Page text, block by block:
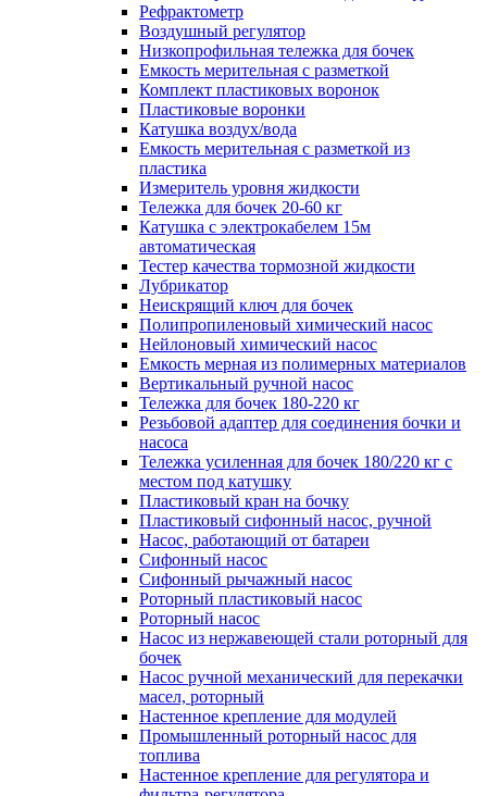
Рефрактометр
Воздушный регулятор
Низкопрофильная тележка для бочек
Емкость мерительная с разметкой
Комплект пластиковых воронок
Пластиковые воронки
Катушка воздух/вода
Емкость мерительная с разметкой из
пластика
Измеритель уровня жидкости
Тележка для бочек 20-60 кг
Катушка с электрокабелем 15м
автоматическая
Тестер качества тормозной жидкости
Лубрикатор
Неискрящий ключ для бочек
Полипропиленовый химический насос
Нейлоновый химический насос
Емкость мерная из полимерных материалов
Вертикальный ручной насос
Тележка для бочек 180-220 кг
Резьбовой адаптер для соединения бочки и
насоса
Тележка усиленная для бочек 180/220 кг с
местом под катушку
Пластиковый кран на бочку
Пластиковый сифонный насос, ручной
Насос, работающий от батареи
Сифонный насос
Сифонный рычажный насос
Роторный пластиковый насос
Роторный насос
Насос из нержавеющей стали роторный для
бочек
Насос ручной механический для перекачки
масел, роторный
Настенное крепление для модулей
Промышленный роторный насос для
топлива
Настенное крепление для регулятора и